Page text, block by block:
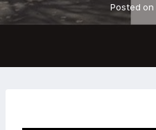
Posted on